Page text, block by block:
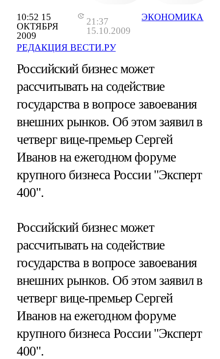
10:52 15
ОКТЯБРЯ
2009
21:37
15.10.2009
РЕДАКЦИЯ ВЕСТИ.РУ
ЭКОНОМИКА
Российский бизнес может
рассчитывать на содействие
государства в вопросе завоевания
внешних рынков. Об этом заявил в
четверг вице-премьер Сергей
Иванов на ежегодном форуме
крупного бизнеса России "Эксперт
400".
Российский бизнес может
рассчитывать на содействие
государства в вопросе завоевания
внешних рынков. Об этом заявил в
четверг вице-премьер Сергей
Иванов на ежегодном форуме
крупного бизнеса России "Эксперт
400".